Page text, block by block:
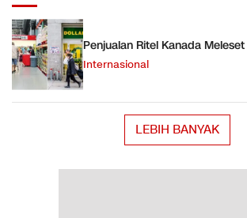
Penjualan Ritel Kanada
Internasional
LEBIH BANYAK